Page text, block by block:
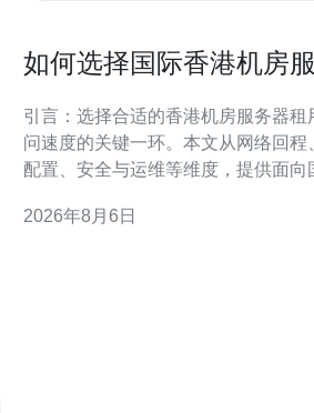
如何选择国际香港机房
引言：选择合适的香港机房服务器租
问速度的关键一环。本文从网络回程
配置、安全与运维等维度，提供面向
的前提下，优化用户体验与稳定性。 评估海外访问需
2026年8月6日